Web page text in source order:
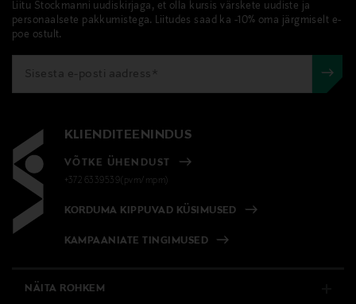
Liitu Stockmanni uudiskirjaga, et olla kursis värskete uudiste ja
personaalsete pakkumistega. Liitudes saad ka -10% oma järgmiselt e-
poe ostult.
KLIENDITEENINDUS
VÕTKE ÜHENDUST
+372 6339539(pvm/mpm)
KORDUMA KIPPUVAD KÜSIMUSED
KAMPAANIATE TINGIMUSED
NÄITA ROHKEM